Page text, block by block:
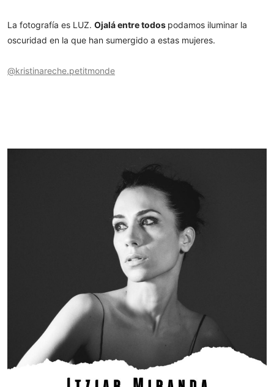
La fotografía es LUZ. Ojalá entre todos podamos iluminar la
oscuridad en la que han sumergido a estas mujeres.
@kristinareche.petitmonde